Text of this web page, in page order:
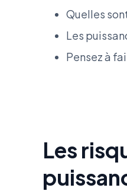
Quelles
Les
Pensez à
Les